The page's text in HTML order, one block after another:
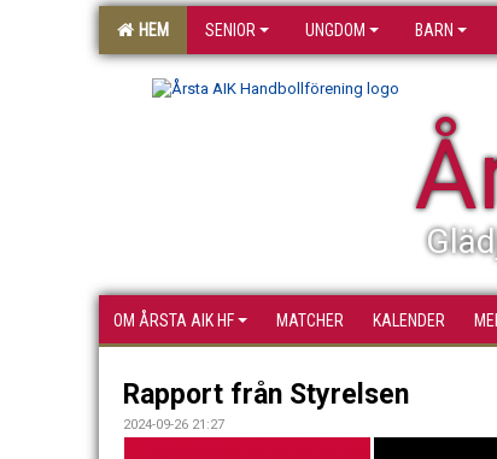
HEM SENIOR UNGDOM BARN
OM ÅRSTA AIK HF MATCHER KALENDER
Rapport från Styrelsen
2024-09-26 21:27